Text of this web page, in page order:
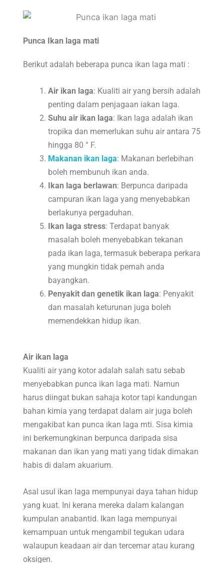
Punca Ikan laga mati
Berikut adalah beberapa punca ikan laga mati :
Air ikan laga: Kualiti air yang bersih adalah
penting dalam penjagaan iakan laga.
Suhu air ikan laga: Ikan laga adalah ikan
tropika dan memerlukan suhu air antara 75
hingga 80 ° F.
Makanan ikan laga: Makanan berlebihan
boleh membunuh ikan anda.
Ikan laga berlawan: Berpunca daripada
campuran ikan laga yang menyebabkan
berlakunya pergaduhan.
Ikan laga stress: Terdapat banyak
masalah boleh menyebabkan tekanan
pada ikan laga, termasuk beberapa perkara
yang mungkin tidak pernah anda
bayangkan.
Penyakit dan genetik ikan laga: Penyakit
dan masalah keturunan juga boleh
memendekkan hidup ikan.
Air ikan laga
Kualiti air yang kotor adalah salah satu sebab
menyebabkan punca ikan laga mati. Namun
harus diingat bukan sahaja kotor tapi kandungan
bahan kimia yang terdapat dalam air juga boleh
mengakibat kan punca ikan laga mti. Sisa kimia
ini berkemungkinan berpunca daripada sisa
makanan dan ikan yang mati yang tidak dimakan
habis di dalam akuarium.
Asal usul ikan laga mempunyai daya tahan hidup
yang kuat. Ini kerana mereka dalam kalangan
kumpulan anabantid. Ikan laga mempunyai
kemampuan untuk mengambil tegukan udara
walaupun keadaan air dan tercemar atau kurang
oksigen.